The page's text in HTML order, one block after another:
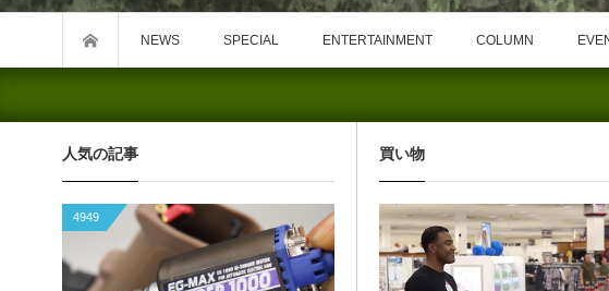
NEWS SPECIAL ENTERTAINMENT COLUMN
買い物
人気の記事
4949